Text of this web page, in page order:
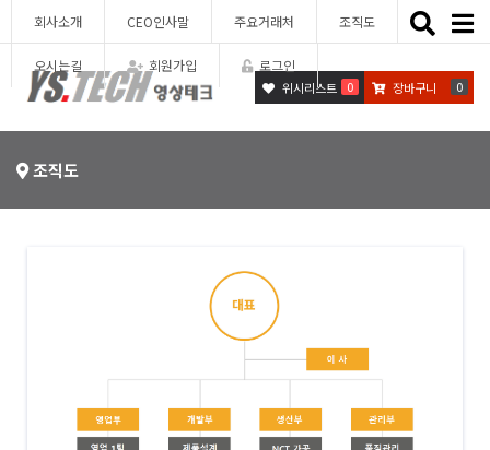
회사소개 CEO인사말 주요거래처 조직도
오시는길 회원가입 로그인
Toggle
위시리스트 0 장바구니 0
조직도